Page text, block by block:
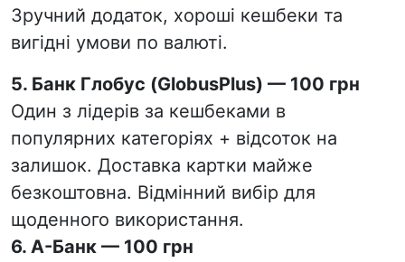
Зручний додаток, хороші кешбеки та
вигідні умови по валюті.
5. Банк Глобус (GlobusPlus) — 100 грн
Один з лідерів за кешбеками в
популярних категоріях + відсоток на
залишок. Доставка картки майже
безкоштовна. Відмінний вибір для
щоденного використання.
6. А-Банк — 100 грн